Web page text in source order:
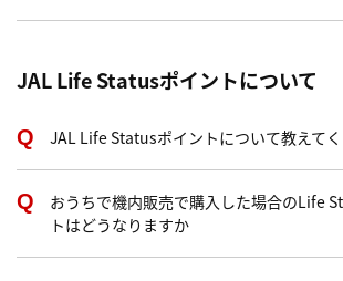
JAL Life Statusポイントについて
JAL Life Statusポイントについて教えて
おうちで機内販売で購入した場合のLife
トはどうなりますか